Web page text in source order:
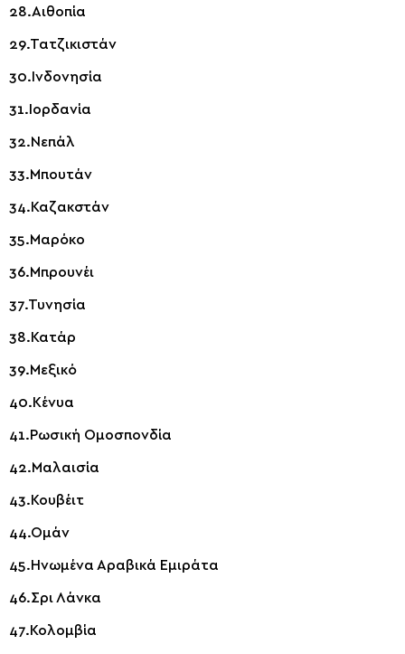
28.Αιθοπία
29.Τατζικιστάν
30.Ινδονησία
31.Ιορδανία
32.Νεπάλ
33.Μπουτάν
34.Καζακστάν
35.Μαρόκο
36.Μπρουνέι
37.Τυνησία
38.Κατάρ
39.Μεξικό
40.Κένυα
41.Ρωσική Ομοσπονδία
42.Μαλαισία
43.Κουβέιτ
44.Ομάν
45.Ηνωμένα Αραβικά Εμιράτα
46.Σρι Λάνκα
47.Κολομβία